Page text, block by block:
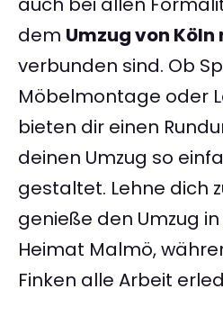
dem Umzug von
verbunden sind. Ob
Möbelmontage oder
bieten dir einen
deinen Umzug so
gestaltet. Lehne dich
genieße den Umzug
Heimat Malmö,
Finken alle Arbeit